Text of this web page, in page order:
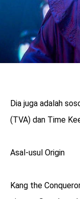
Dia juga adalah
(TVA) dan Time
Asal-usul Origin
Kang the